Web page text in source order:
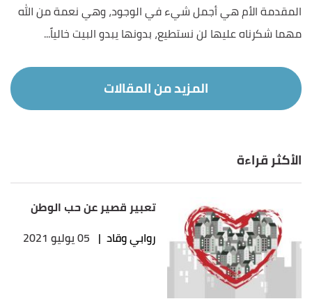
المقدمة الأم هي أجمل شيء في الوجود، وهي نعمة من الله
مهما شكرناه عليها لن نستطيع، بدونها يبدو البيت خالياً...
الأكثر قراءة
تعبير قصير عن حب الوطن
روابي وقاد | 05 يوليو 2021